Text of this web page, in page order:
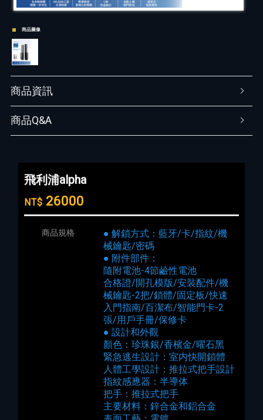
商品圖像
商品資訊
商品Q&A
飛利浦alpha
NT$ 26000
商品規格
● 解鎖方式：藍牙/卡/指紋/機
械鑰匙/密碼
● 附件部件：
隨附電池-4節鹼性電池
合格證/開孔模版/安裝配件/機
械鑰匙-2把/鎖體/固定板/快速
入門指南/百潔布/智能門卡-2
張/用戶手冊/保修卡
● 設計和外觀
顏色：珍珠銀/香檳金/曜石黑
緊急逃生設計：室内快開鎖體
人體工學設計：推拉式把手設計
指紋感應器：半導体
把手：推拉式把手
主要材料：鋅合金和鋁合金